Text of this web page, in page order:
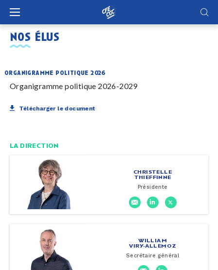
nos élus
organigramme politique 2026
Organigramme politique 2026-2029
Télécharger le document
LA DIRECTION
CHRISTELLE
THIEFFINNE
Présidente
WILLIAM
VIRY-ALLEMOZ
Secrétaire général
Panneau de gestion des cookies